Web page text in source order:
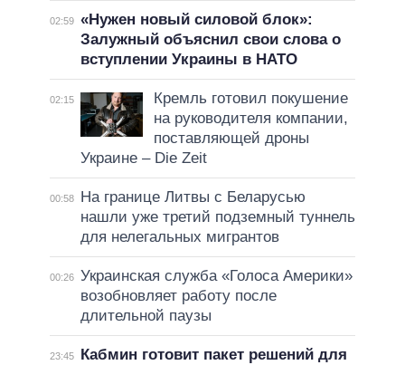
02:59 «Нужен новый силовой блок»:
Залужный объяснил свои слова о
вступлении Украины в НАТО
02:15
Кремль готовил покушение
на руководителя компании,
поставляющей дроны
Украине – Die Zeit
00:58
На границе Литвы с Беларусью
нашли уже третий подземный туннель
для нелегальных мигрантов
00:26 Украинская служба «Голоса Америки»
возобновляет работу после
длительной паузы
23:45
Кабмин готовит пакет решений для